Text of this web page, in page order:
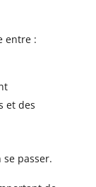
entre :
et des
passer.